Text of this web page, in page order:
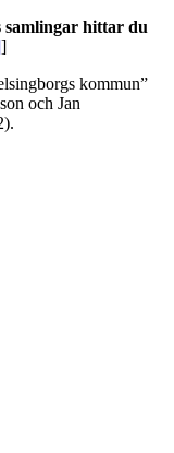
samlingar hittar du
]
kommun”
och Jan